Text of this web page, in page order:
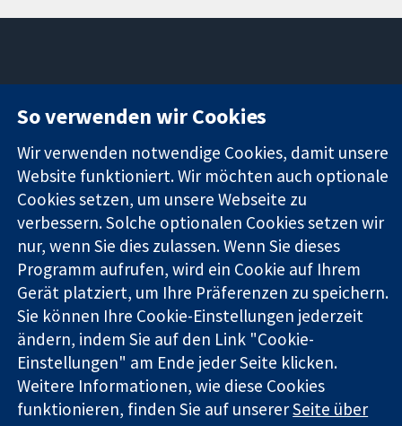
Evidenz
Informierte
Entscheidungen
Bessere
Gesundheit
Square
W1G0AN
Vereinigtes
Königreich
Pressestelle
Über uns
Cochrane
Library
Die Cochrane Collaboration ist eine gemeinützige Organisation
(Nr. 1045921) und in England und in Wales als eine Gesellschaft
mit beschränkter Haftung (Nr. 03044323) registriert.
Umsatzsteuer-Identifikationsnummer GB 718 2127 49.
Copyright © 2026 The Cochrane Collaboration
Bedingungen für die Webseite|Haftungsausschluss|
So verwenden wir Cookies
Wir verwenden notwendige Cookies, damit unsere
Website funktioniert. Wir möchten auch optionale
Cookies setzen, um unsere Webseite zu
verbessern. Solche optionalen Cookies setzen wir
nur, wenn Sie dies zulassen. Wenn Sie dieses
Programm aufrufen, wird ein Cookie auf Ihrem
Gerät platziert, um Ihre Präferenzen zu speichern.
Sie können Ihre Cookie-Einstellungen jederzeit
ändern, indem Sie auf den Link "Cookie-
Einstellungen" am Ende jeder Seite klicken.
Weitere Informationen, wie diese Cookies
funktionieren, finden Sie auf unsererSeite über